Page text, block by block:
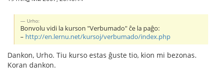
Urho:
Bonvolu vidi la kurson "Verbumado" ĉe la paĝo:
– http://en.lernu.net/kursoj/verbumado/index.php
Dankon, Urho. Tiu kurso estas ĝuste tio, kion mi bezonas.
Koran dankon.